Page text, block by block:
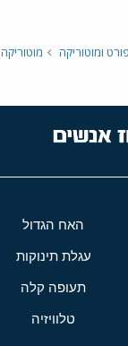
ומוטוריקה מוטוריקה
האח הגדול
עגלת תינוקות
תעופה קלה
טלוויזיה